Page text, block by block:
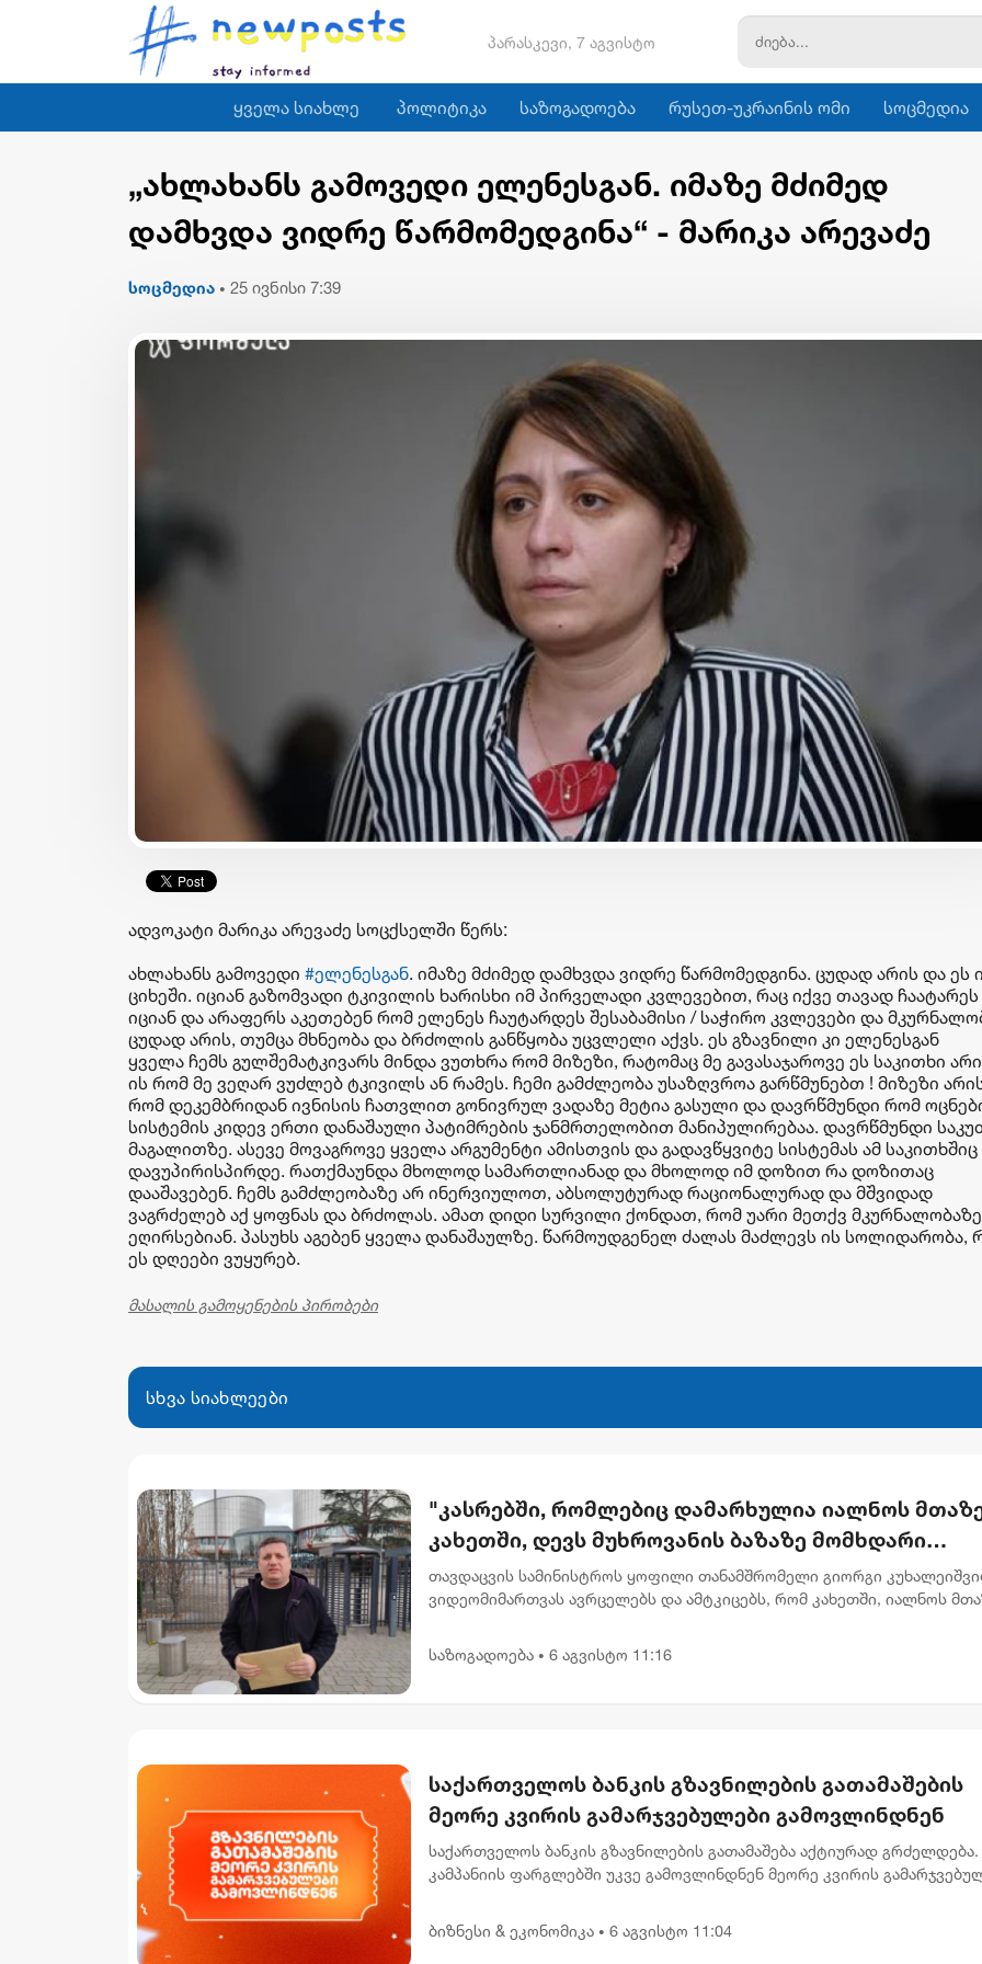
პარასკევი, 7 აგვისტო
ყველა სიახლე პოლიტიკა საზოგადოება რუსეთ-უკრაინის ომი სოცმედია
„ახლახანს გამოვედი ელენესგან. იმაზე მძიმედ
დამხვდა ვიდრე წარმომედგინა“ - მარიკა არევაძე
სოცმედია • 25 ივნისი 7:39
ადვოკატი მარიკა არევაძე სოცქსელში წერს:
ახლახანს გამოვედი #ელენესგან. იმაზე მძიმედ დამხვდა ვიდრე წარმომედგინა. ცუდად არის და ეს
ციხეში. იციან გაზომვადი ტკივილის ხარისხი იმ პირველადი კვლევებით, რაც იქვე თავად ჩაატარეს
იციან და არაფერს აკეთებენ რომ ელენეს ჩაუტარდეს შესაბამისი / საჭირო კვლევები და
ცუდად არის, თუმცა მხნეობა და ბრძოლის განწყობა უცვლელი აქვს. ეს გზავნილი კი ელენესგან
ყველა ჩემს გულშემატკივარს მინდა ვუთხრა რომ მიზეზი, რატომაც მე გავასაჯაროვე ეს საკითხი
ის რომ მე ვეღარ ვუძლებ ტკივილს ან რამეს. ჩემი გამძლეობა უსაზღვროა გარწმუნებთ ! მიზეზი
რომ დეკემბრიდან ივნისის ჩათვლით გონივრულ ვადაზე მეტია გასული და დავრწმუნდი რომ
სისტემის კიდევ ერთი დანაშაული პატიმრების ჯანმრთელობით მანიპულირებაა. დავრწმუნდი
მაგალითზე. ასევე მოვაგროვე ყველა არგუმენტი ამისთვის და გადავწყვიტე სისტემას ამ საკითხშიც
დავუპირისპირდე. რათქმაუნდა მხოლოდ სამართლიანად და მხოლოდ იმ დოზით რა დოზითაც
დააშავებენ. ჩემს გამძლეობაზე არ ინერვიულოთ, აბსოლუტურად რაციონალურად და მშვიდად
ვაგრძელებ აქ ყოფნას და ბრძოლას. ამათ დიდი სურვილი ქონდათ, რომ უარი მეთქვ
ეღირსებიან. პასუხს აგებენ ყველა დანაშაულზე. წარმოუდგენელ ძალას მაძლევს ის სოლიდარობა,
ეს დღეები ვუყურებ.
მასალის გამოყენების პირობები
სხვა სიახლეები
"კასრებში, რომლებიც დამარხულია იალნოს
კახეთში, დევს მუხროვანის ბაზაზე მომხდარი
საიდუმლო ვიდეოჩანაწერები, რომელიც
ფარდას ახდის"
თავდაცვის სამინისტროს ყოფილი თანამშრომელი გიორგი
ვიდეომიმართვას ავრცელებს და ამტკიცებს, რომ კახეთში, იალნოს
ამბოხის ამსა...
საზოგადოება • 6 აგვისტო 11:16
საქართველოს ბანკის გზავნილების გათამაშების
მეორე კვირის გამარჯვებულები გამოვლინდნენ
საქართველოს ბანკის გზავნილების გათამაშება აქტიურად გრძელდება.
კამპანიის ფარგლებში უკვე გამოვლინდნენ მეორე კვირის
ბიზნესი & ეკონომიკა • 6 აგვისტო 11:04
ბიზნესი & ეკონომიკა
საქართველოს ბანკის
მობილბანკში ჩატბოტთან
ხმოვანი შეტყობინების
გაგზავნაა შესაძლებელი
ბიზნესი & ეკონომიკა
საქართველოს
გზავნილების
მეორე კვირის
გამარჯვებულები